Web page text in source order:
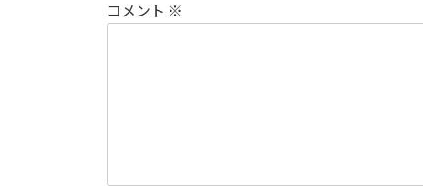
コメント ※